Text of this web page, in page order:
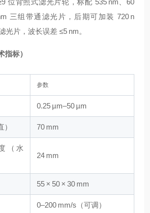
位背照式滤光片轮，标配 535 nm、60
三组带通滤光片，后期可加装 720 n
光片，波长误差 ≤5 nm。
指标）
参数
0.25 µm–50 µm
70 mm
（水
24 mm
55 × 50 × 30 mm
0–200 mm/s（可调）